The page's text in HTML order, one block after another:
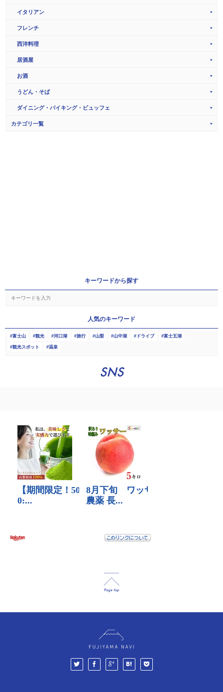
イタリアン
フレンチ
西洋料理
居酒屋
お酒
うどん・そば
ダイニング・バイキング・ビュッフェ
カテゴリ一覧
キーワードから探す
人気のキーワード
富士山 観光 河口湖 旅行 山梨 山中湖 ドライブ 富士五湖
観光スポット 温泉
SNS